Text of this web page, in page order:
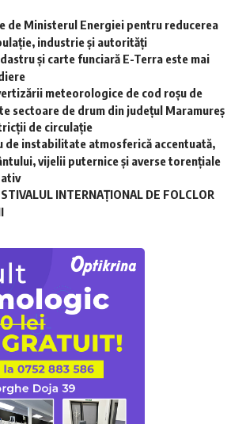
de Ministerul Energiei pentru reducerea
industrie și autorități
şi carte funciară E-Terra este mai
meteorologice de cod roșu de
sectoare de drum din județul Maramureș
de circulație
de instabilitate atmosferică accentuată,
vijelii puternice și averse torențiale
INTERNAȚIONAL DE FOLCLOR